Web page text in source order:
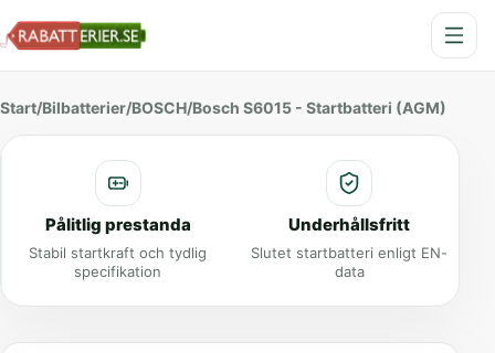
Start/Bilbatterier/BOSCH/Bosch S6015 - Startbatteri (AGM)
Pålitlig prestanda
Stabil startkraft och tydlig
specifikation
Underhållsfritt
Slutet startbatteri enligt EN-
data